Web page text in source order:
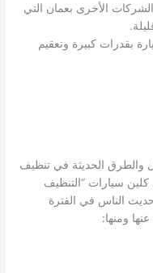
الأخرى بعمان التي
بقدرات كبيرة وتعقيم
والطرق الحديثة في تنظيف
سيارات “التنظيف
الناس في الفترة
ومنها: